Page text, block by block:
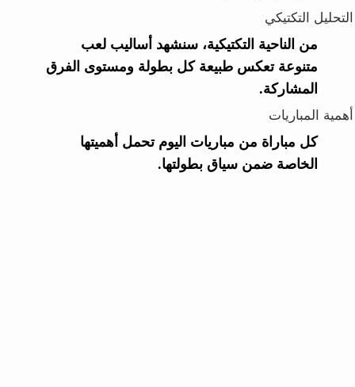
التحليل التكتيكي
من الناحية التكتيكية، سنشهد أساليب لعب
متنوعة تعكس طبيعة كل بطولة ومستوى الفرق
المشاركة.
أهمية المباريات
كل مباراة من مباريات اليوم تحمل أهميتها
الخاصة ضمن سياق بطولتها.